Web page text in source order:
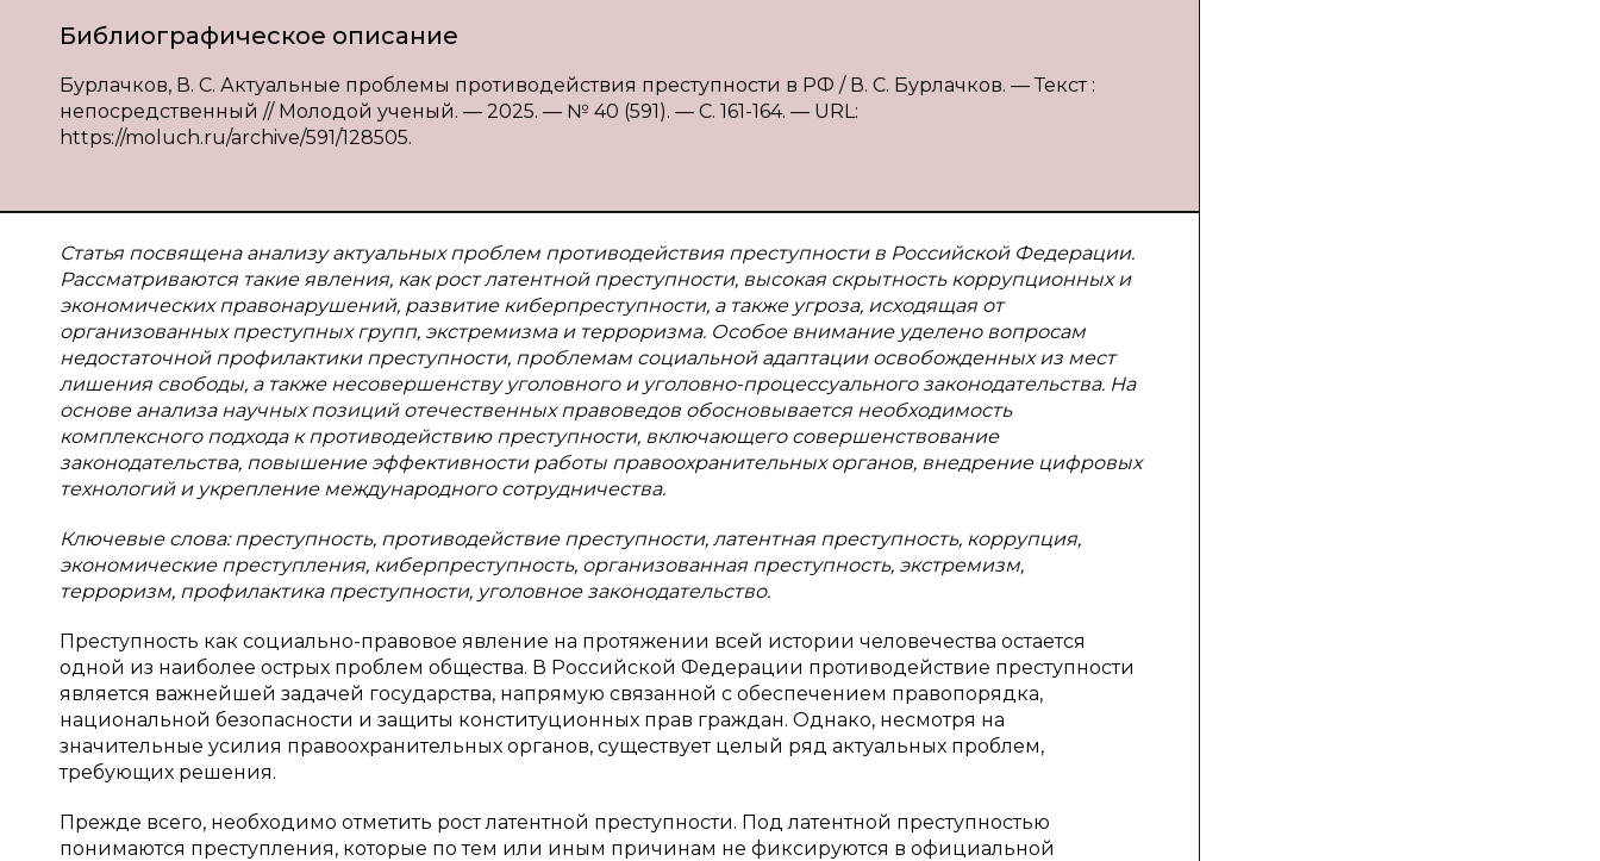
Библиографическое описание
Бурлачков, В. С. Актуальные проблемы противодействия преступности в РФ / В. С. Бурлачков. — Текст :
непосредственный // Молодой ученый. — 2025. — № 40 (591). — С. 161-164. — URL:
https://moluch.ru/archive/591/128505.
Статья посвящена анализу актуальных проблем противодействия преступности в Российской Федерации.
Рассматриваются такие явления, как рост латентной преступности, высокая скрытность коррупционных и
экономических правонарушений, развитие киберпреступности, а также угроза, исходящая от
организованных преступных групп, экстремизма и терроризма. Особое внимание уделено вопросам
недостаточной профилактики преступности, проблемам социальной адаптации освобожденных из мест
лишения свободы, а также несовершенству уголовного и уголовно-процессуального законодательства. На
основе анализа научных позиций отечественных правоведов обосновывается необходимость
комплексного подхода к противодействию преступности, включающего совершенствование
законодательства, повышение эффективности работы правоохранительных органов, внедрение цифровых
технологий и укрепление международного сотрудничества.
Ключевые слова: преступность, противодействие преступности, латентная преступность, коррупция,
экономические преступления, киберпреступность, организованная преступность, экстремизм,
терроризм, профилактика преступности, уголовное законодательство.
Преступность как социально-правовое явление на протяжении всей истории человечества остается
одной из наиболее острых проблем общества. В Российской Федерации противодействие преступности
является важнейшей задачей государства, напрямую связанной с обеспечением правопорядка,
национальной безопасности и защиты конституционных прав граждан. Однако, несмотря на
значительные усилия правоохранительных органов, существует целый ряд актуальных проблем,
требующих решения.
Прежде всего, необходимо отметить рост латентной преступности. Под латентной преступностью
понимаются преступления, которые по тем или иным причинам не фиксируются в официальной